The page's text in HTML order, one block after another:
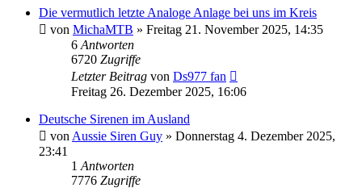
Die vermutlich letzte Analoge Anlage bei uns im Kreis
von MichaMTB » Freitag 21. November 2025, 14:35
6 Antworten
6720 Zugriffe
Letzter Beitrag von Ds977 fan
Freitag 26. Dezember 2025, 16:06
Deutsche Sirenen im Ausland
von Aussie Siren Guy » Donnerstag 4. Dezember 2025,
23:41
1 Antworten
7776 Zugriffe